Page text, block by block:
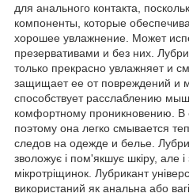
для анального контакта,
компоненты, которые
хорошее увлажнение. Может
презервативами и без них.
только прекрасно увлажняет и
защищает ее от повреждений и
способствует расслаблению
комфортному проникновению. В
поэтому она легко смывается
следов на одежде и белье.
зволожує і пом'якшує шкіру, але
мікротріщинок. Лубрикант
використаний як анальна або